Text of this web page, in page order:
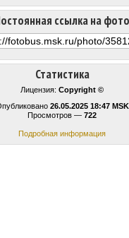
Статистика
Лицензия: Copyright ©
26.05.2025 18:47 MSK
Просмотров — 722
Подробная информация
ссылка на фото